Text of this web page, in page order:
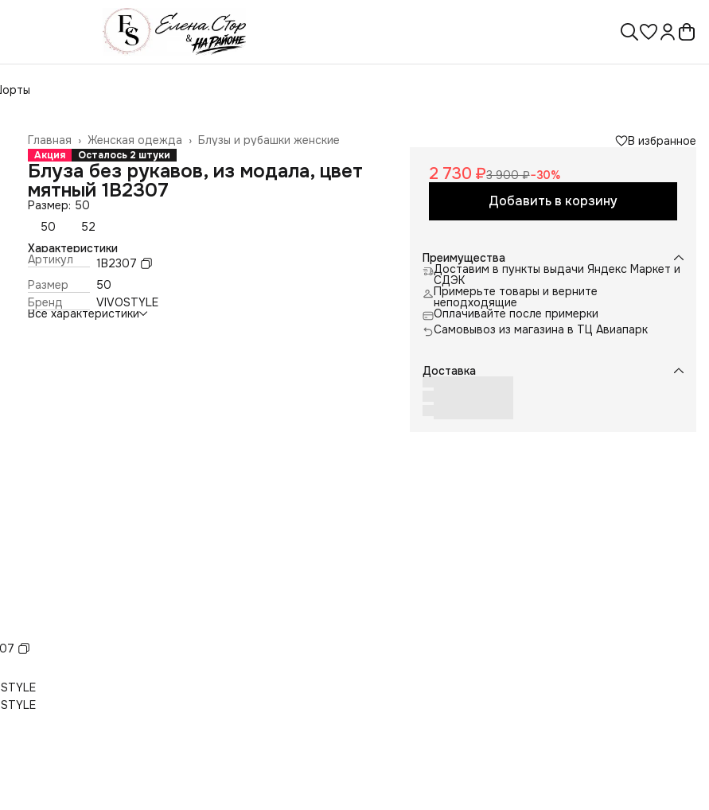
Блузы и рубашки женские
Женская одежда ›
Главная ›
Акция Осталось 2 штуки
Блуза без рукавов, из модала, цвет
мятный 1B2307
Размер: 50
50
52
Характеристики
Артикул
1B2307
Размер
50
Бренд
VIVOSTYLE
Все характеристики
В избранное
2 730 ₽3 900 ₽−30%
Добавить в корзину
Преимущества
Доставим в пункты выдачи Яндекс Маркет и
СДЭК
Примерьте товары и верните
неподходящие
Оплачивайте после примерки
Самовывоз из магазина в ТЦ Авиапарк
Доставка